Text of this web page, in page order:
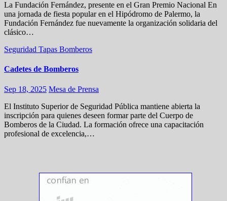
La Fundación Fernández, presente en el Gran Premio Nacional En
una jornada de fiesta popular en el Hipódromo de Palermo, la
Fundación Fernández fue nuevamente la organización solidaria del
clásico…
Seguridad Tapas Bomberos
Cadetes de Bomberos
Sep 18, 2025 Mesa de Prensa
El Instituto Superior de Seguridad Pública mantiene abierta la
inscripción para quienes deseen formar parte del Cuerpo de
Bomberos de la Ciudad. La formación ofrece una capacitación
profesional de excelencia,…